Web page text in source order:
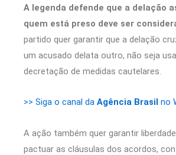
A legenda defende que a delação
quem está preso deve ser
partido quer garantir que a delação
um acusado delata outro, não seja
decretação de medidas cautelares.
>> Siga o canal da Agência Brasil no
A ação também quer garantir
pactuar as cláusulas dos acordos,